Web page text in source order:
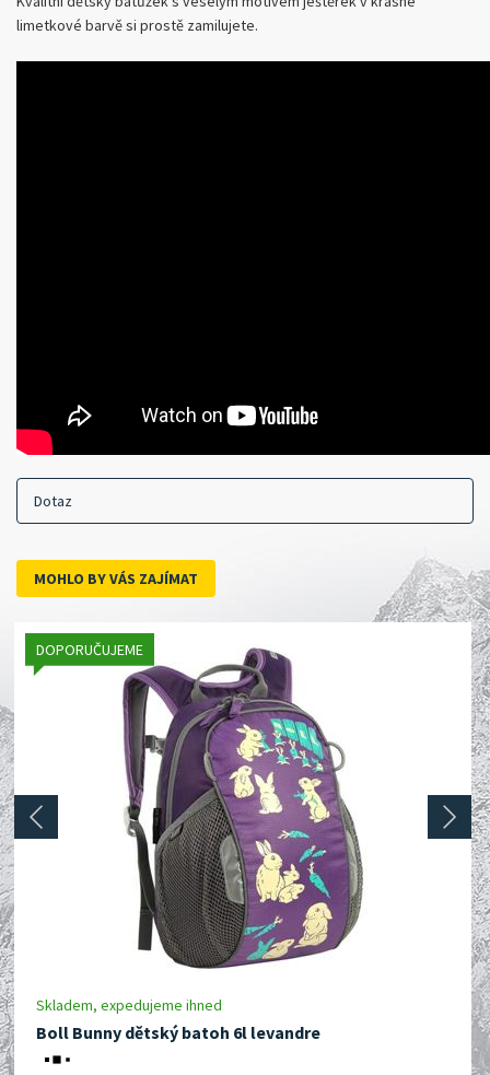
limetkové barvě si prostě zamilujete.
Dotaz
MOHLO BY VÁS ZAJÍMAT
DOPORUČUJEME
Skladem, expedujeme ihned
Boll Bunny dětský batoh 6l levandre
prev next